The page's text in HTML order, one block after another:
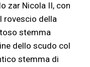
zar Nicola II, con
rovescio della
stemma
dello scudo col
stemma di